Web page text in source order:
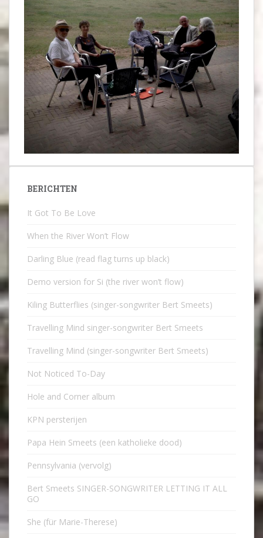
BERICHTEN
It Got To Be Love
When the River Won’t Flow
Darling Blue (read flag turns up black)
Demo version for Si (the river won’t flow)
Kiling Butterflies (singer-songwriter Bert Smeets)
Travelling Mind singer-songwriter Bert Smeets
Travelling Mind (singer-songwriter Bert Smeets)
Not Noticed To-Day
Hole and Corner album
KPN persterijen
Papa Hein Smeets (een katholieke dood)
Pennsylvania (vervolg)
Bert Smeets SINGER-SONGWRITER LETTING IT ALL
GO
She (für Marie-Therese)